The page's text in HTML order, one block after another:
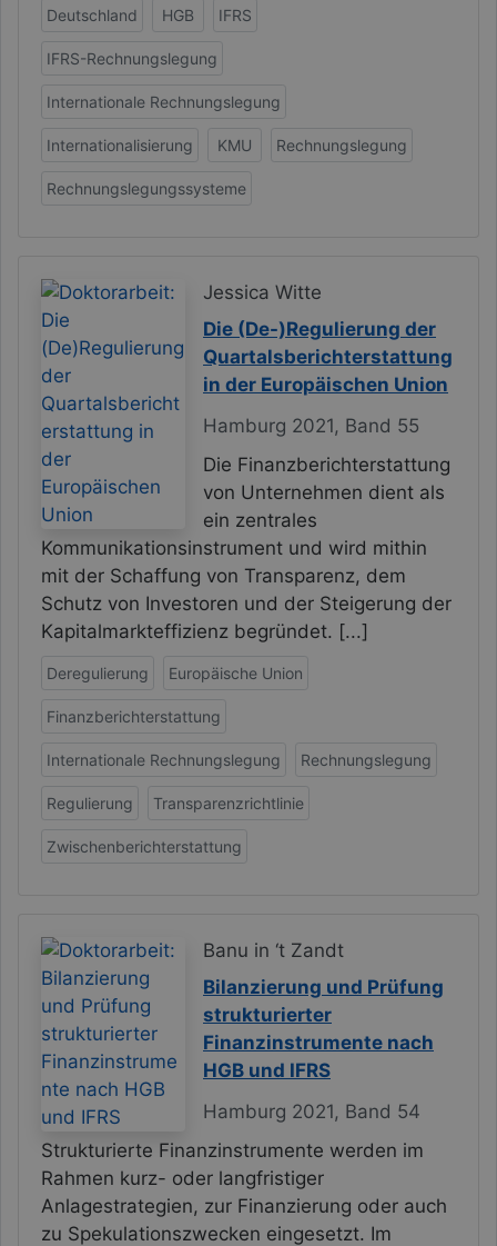
Deutschland HGB IFRS
IFRS-Rechnungslegung
Internationale Rechnungslegung
Internationalisierung KMU Rechnungslegung
Rechnungslegungssysteme
Jessica Witte
Die (De-)Regulierung der
Quartalsberichterstattung
in der Europäischen Union
Hamburg 2021, Band 55
Die Finanzberichterstattung
von Unternehmen dient als
ein zentrales
Kommunikationsinstrument und wird mithin
mit der Schaffung von Transparenz, dem
Schutz von Investoren und der Steigerung der
Kapitalmarkteffizienz begründet. [...]
Deregulierung Europäische Union
Finanzberichterstattung
Internationale Rechnungslegung Rechnungslegung
Regulierung Transparenzrichtlinie
Zwischenberichterstattung
Banu in ‘t Zandt
Bilanzierung und Prüfung
strukturierter
Finanzinstrumente nach
HGB und IFRS
Hamburg 2021, Band 54
Strukturierte Finanzinstrumente werden im
Rahmen kurz- oder langfristiger
Anlagestrategien, zur Finanzierung oder auch
zu Spekulationszwecken eingesetzt. Im